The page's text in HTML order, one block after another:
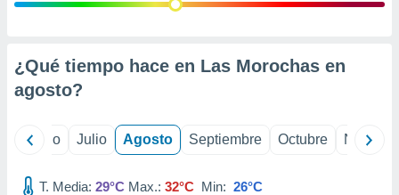
e
mediante
publicidad
¿Qué tiempo hace en Las Morochas en
agosto?
Junio Julio Agosto Septiembre Octubre
T. Media: 29°C Max.: 32°C Min: 26°C